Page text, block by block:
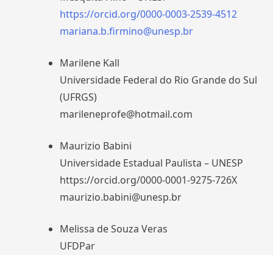
https://orcid.org/0000-0003-2539-4512
mariana.b.firmino@unesp.br
Marilene Kall
Universidade Federal do Rio Grande do Sul
(UFRGS)
marileneprofe@hotmail.com
Maurizio Babini
Universidade Estadual Paulista – UNESP
https://orcid.org/0000-0001-9275-726X
maurizio.babini@unesp.br
Melissa de Souza Veras
UFDPar